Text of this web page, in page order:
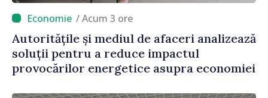
/ Acum 3 ore
Autoritățile și mediul de afaceri analizează
soluții pentru a reduce impactul
provocărilor energetice asupra economiei